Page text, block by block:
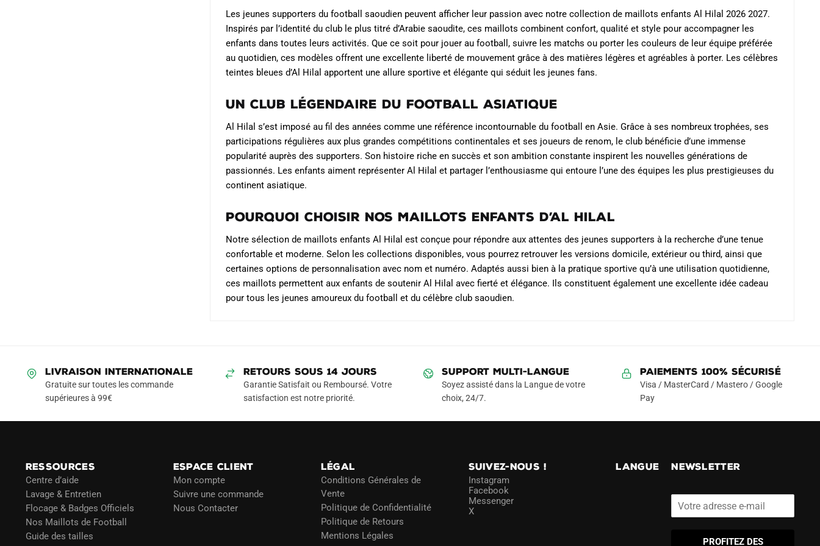
peuvent
choisies
peuvent
être
choisies
sur
la
du
Les jeunes supporters du football saoudien peuvent afficher leur passion avec notre collection de maillots enfants Al Hilal 2026 2027.
Inspirés par l’identité du club le plus titré d’Arabie saoudite, ces maillots combinent confort, qualité et style pour accompagner les
enfants dans toutes leurs activités. Que ce soit pour jouer au football, suivre les matchs ou porter les couleurs de leur équipe préférée
au quotidien, ces modèles offrent une excellente liberté de mouvement grâce à des matières légères et agréables à porter. Les célèbres
teintes bleues d’Al Hilal apportent une allure sportive et élégante qui séduit les jeunes fans.
Un club légendaire du football asiatique
Al Hilal s’est imposé au fil des années comme une référence incontournable du football en Asie. Grâce à ses nombreux trophées, ses
participations régulières aux plus grandes compétitions continentales et ses joueurs de renom, le club bénéficie d’une immense
popularité auprès des supporters. Son histoire riche en succès et son ambition constante inspirent les nouvelles générations de
passionnés. Les enfants aiment représenter Al Hilal et partager l’enthousiasme qui entoure l’une des équipes les plus prestigieuses du
continent asiatique.
Pourquoi choisir nos maillots enfants d’Al Hilal
Notre sélection de maillots enfants Al Hilal est conçue pour répondre aux attentes des jeunes supporters à la recherche d’une tenue
confortable et moderne. Selon les collections disponibles, vous pourrez retrouver les versions domicile, extérieur ou third, ainsi que
certaines options de personnalisation avec nom et numéro. Adaptés aussi bien à la pratique sportive qu’à une utilisation quotidienne,
ces maillots permettent aux enfants de soutenir Al Hilal avec fierté et élégance. Ils constituent également une excellente idée cadeau
pour tous les jeunes amoureux du football et du célèbre club saoudien.
LIVRAISON INTERNATIONALE
Gratuite sur toutes les commande
supérieures à 99€
RETOURS SOUS 14 JOURS
Garantie Satisfait ou Remboursé. Votre
satisfaction est notre priorité.
SUPPORT MULTI-LANGUE
Soyez assisté dans la Langue de votre
choix, 24/7.
Paiements 100% Sécurisé
Visa / MasterCard / Mastero / Google
Pay
RESSOURCES
Centre d’aide
Lavage & Entretien
Flocage & Badges Officiels
Nos Maillots de Football
Guide des tailles
ESPACE CLIENT
Mon compte
Suivre une commande
Nous Contacter
LÉGAL
Conditions Générales de
Vente
Politique de Confidentialité
Politique de Retours
Mentions Légales
SUIVEZ-NOUS !
Instagram
Facebook
Messenger
X
LANGUE NEWSLETTER
PROFITEZ DES